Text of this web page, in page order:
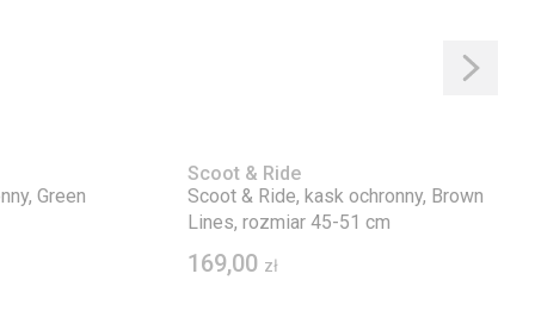
Green
Scoot & Ride
Scoot & Ride, kask ochronny, Brown
Lines, rozmiar 45-51 cm
169,00 zł